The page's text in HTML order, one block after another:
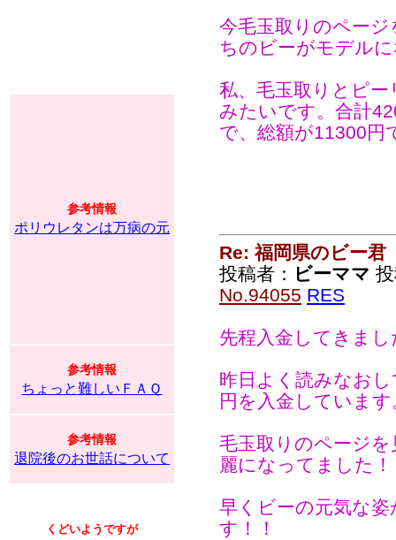
参考情報
ポリウレタンは万病の元
参考情報
ちょっと難しいＦＡＱ
参考情報
退院後のお世話について
くどいようですが
今毛玉取りのペー
ちのビーがモデル
私、毛玉取りとピ
みたいです。合計
で、総額が11300円
Re: 福岡県のビー君
投稿者： ビーママ
No.94055 RES
先程入金してきまし
昨日よく読みなお
円を入金していま
毛玉取りのページ
麗になってました
早くビーの元気な
す！！